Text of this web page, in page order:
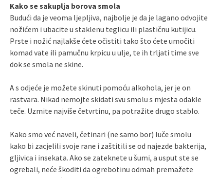
Kako se sakuplja borova smola
Budući da je veoma ljepljiva, najbolje je da je lagano odvojite
nožićem i ubacite u staklenu teglicu ili plastičnu kutijicu.
Prste i nožić najlakše ćete očistiti tako što ćete umočiti
komad vate ili pamučnu krpicu u ulje, te ih trljati time sve
dok se smola ne skine.
A s odjeće je možete skinuti pomoću alkohola, jer je on
rastvara. Nikad nemojte skidati svu smolu s mjesta odakle
teče. Uzmite najviše četvrtinu, pa potražite drugo stablo.
Kako smo već naveli, četinari (ne samo bor) luče smolu
kako bi zacjelili svoje rane i zaštitili se od najezde bakterija,
gljivica i insekata. Ako se zateknete u šumi, a usput ste se
ogrebali, neće škoditi da ogrebotinu odmah premažete